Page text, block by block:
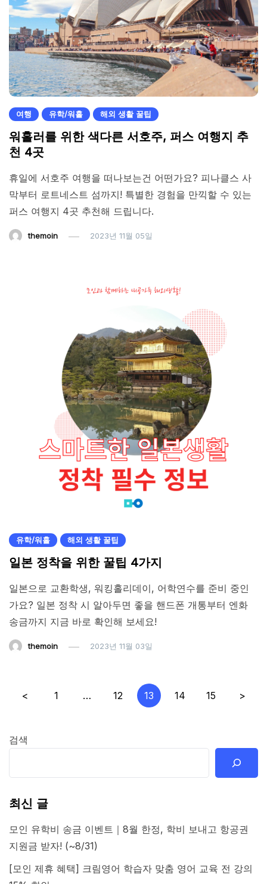
여행 유학/워홀 해외 생활 꿀팁
워홀러를 위한 색다른 서호주, 퍼스 여행지 추
천 4곳
휴일에 서호주 여행을 떠나보는건 어떤가요? 피나클스 사
막부터 로트네스트 섬까지! 특별한 경험을 만끽할 수 있는
퍼스 여행지 4곳 추천해 드립니다.
themoin 2023년 11월 05일
유학/워홀 해외 생활 꿀팁
일본 정착을 위한 꿀팁 4가지
일본으로 교환학생, 워킹홀리데이, 어학연수를 준비 중인
가요? 일본 정착 시 알아두면 좋을 핸드폰 개통부터 엔화
송금까지 지금 바로 확인해 보세요!
themoin 2023년 11월 03일
지
< 1 … 12 13 14 15 >
검색
최신 글
모인 유학비 송금 이벤트｜8월 한정, 학비 보내고 항공권
지원금 받자! (~8/31)
[모인 제휴 혜택] 크림영어 학습자 맞춤 영어 교육 전 강의